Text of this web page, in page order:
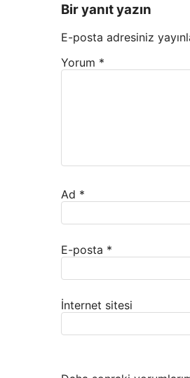
Bir yanıt yazın
E-posta adresiniz
Yorum *
Ad *
E-posta *
İnternet sitesi